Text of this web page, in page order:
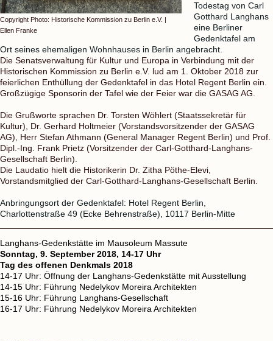
Copyright Photo: Historische Kommission zu Berlin e.V. |
Ellen Franke
Todestag von Carl
Gotthard Langhans
eine Berliner
Gedenktafel am
Ort seines ehemaligen Wohnhauses in Berlin angebracht.
Die Senatsverwaltung für Kultur und Europa in Verbindung mit der
Historischen Kommission zu Berlin e.V. lud am 1. Oktober 2018 zur
feierlichen Enthüllung der Gedenktafel in das Hotel Regent Berlin ein.
Großzügige Sponsorin der Tafel wie der Feier war die GASAG AG.
Die Grußworte sprachen Dr. Torsten Wöhlert (Staatssekretär für
Kultur), Dr. Gerhard Holtmeier (Vorstandsvorsitzender der GASAG
AG), Herr Stefan Athmann (General Manager Regent Berlin) und Prof.
Dipl.-Ing. Frank Prietz (Vorsitzender der Carl-Gotthard-Langhans-
Gesellschaft Berlin).
Die Laudatio hielt die Historikerin Dr. Zitha Pöthe-Elevi,
Vorstandsmitglied der Carl-Gotthard-Langhans-Gesellschaft Berlin.
Anbringungsort der Gedenktafel: Hotel Regent Berlin,
Charlottenstraße 49 (Ecke Behrenstraße), 10117 Berlin-Mitte
Langhans-Gedenkstätte im Mausoleum Massute
Sonntag, 9. September 2018, 14-17 Uhr
Tag des offenen Denkmals 2018
14-17 Uhr: Öffnung der Langhans-Gedenkstätte mit Ausstellung
14-15 Uhr: Führung Nedelykov Moreira Architekten
15-16 Uhr: Führung Langhans-Gesellschaft
16-17 Uhr: Führung Nedelykov Moreira Architekten